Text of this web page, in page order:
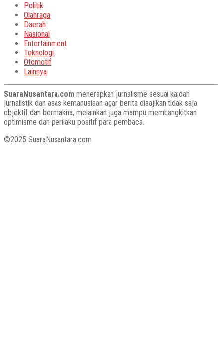
Politik
Olahraga
Daerah
Nasional
Entertainment
Teknologi
Otomotif
Lainnya
SuaraNusantara.com menerapkan jurnalisme sesuai kaidah
jurnalistik dan asas kemanusiaan agar berita disajikan tidak saja
objektif dan bermakna, melainkan juga mampu membangkitkan
optimisme dan perilaku positif para pembaca.
©2025 SuaraNusantara.com